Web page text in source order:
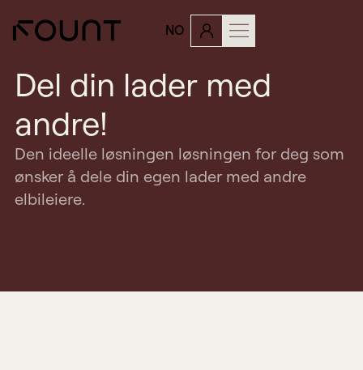
NO
Kontakt oss
Book demo
Support
Del din lader med
andre!
Den ideelle løsningen løsningen for deg som
ønsker å dele din egen lader med andre
elbileiere.